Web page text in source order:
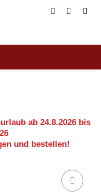
ab 24.8.2026 bis
und bestellen!